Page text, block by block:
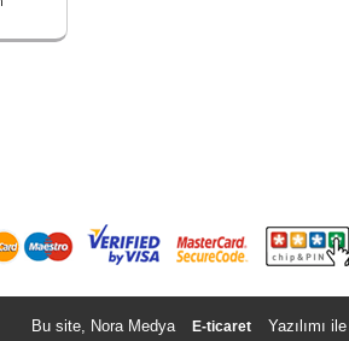
Bu site, Nora Medya E-ticaret Yazılımı